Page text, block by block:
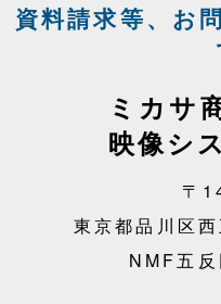
資料請求等、お
ミカサ
映像シ
〒
東京都品川区
NMF五